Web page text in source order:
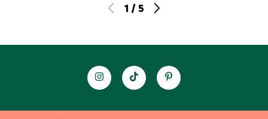
1 / 5